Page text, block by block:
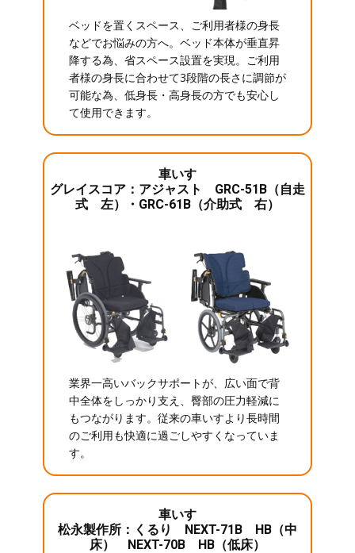
ベッドを置くスペース、ご利用者様の身長
などでお悩みの方へ。ベッド本体が垂直昇
降する為、省スペース設置を実現。ご利用
者様の身長に合わせて3段階の長さに調節が
可能な為、低身長・高身長の方でも安心し
て使用できます。
車いす
グレイスコア：アジャスト GRC-51B（自走
式 左）・GRC-61B（介助式 右）
業界一高いバックサポートが、広い面で背
中全体をしっかり支え、臀部の圧力軽減に
もつながります。従来の車いすより長時間
のご利用も快適に過ごしやすくなっていま
す。
車いす
松永製作所：くるり NEXT-71B HB（中
床） NEXT-70B HB（低床）